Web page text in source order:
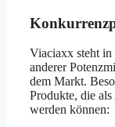
Viaciaxx steht in
anderer
dem Markt.
Produkte, die
werden können: